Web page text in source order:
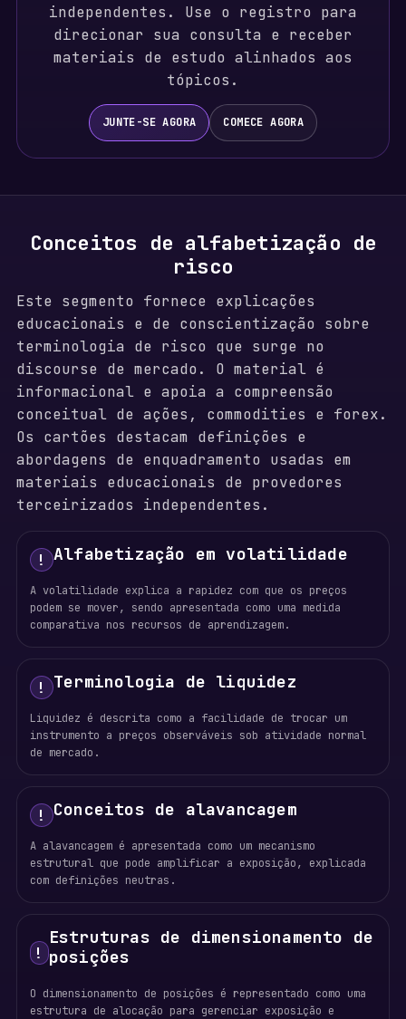
independentes. Use o registro para
direcionar sua consulta e receber
materiais de estudo alinhados aos
tópicos.
JUNTE-SE AGORA COMECE AGORA
Conceitos de alfabetização de
risco
Este segmento fornece explicações
educacionais e de conscientização sobre
terminologia de risco que surge no
discourse de mercado. O material é
informacional e apoia a compreensão
conceitual de ações, commodities e forex.
Os cartões destacam definições e
abordagens de enquadramento usadas em
materiais educacionais de provedores
terceirizados independentes.
! Alfabetização em volatilidade
A volatilidade explica a rapidez com que os preços
podem se mover, sendo apresentada como uma medida
comparativa nos recursos de aprendizagem.
! Terminologia de liquidez
Liquidez é descrita como a facilidade de trocar um
instrumento a preços observáveis sob atividade normal
de mercado.
! Conceitos de alavancagem
A alavancagem é apresentada como um mecanismo
estrutural que pode amplificar a exposição, explicada
com definições neutras.
!
Estruturas de dimensionamento de
posições
O dimensionamento de posições é representado como uma
estrutura de alocação para gerenciar exposição e